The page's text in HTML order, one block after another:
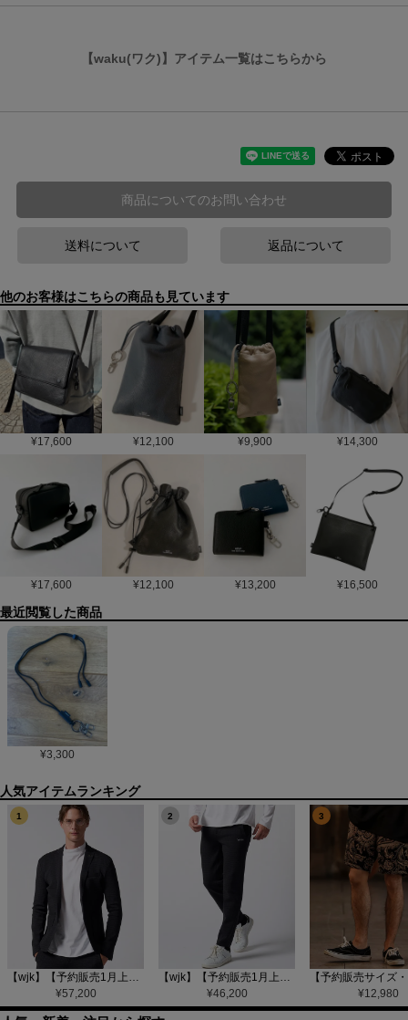
【waku(ワク)】アイテム一覧はこちらから
商品についてのお問い合わせ
送料について 返品について
他のお客様はこちらの商品も見ています
¥17,600 ¥12,100 ¥9,900 ¥14,300
¥17,600 ¥12,100 ¥13,200 ¥16,500
最近閲覧した商品
¥3,300
1
【wjk】【予約販売1月上旬～中旬入荷】function knit jacket(jacquard check) ニットジャケット(207 mw08j)
¥57,200
2
【wjk】【予約販売1月上旬～中旬入荷】function knit easy slacks(jacquard check) ニットイージーパンツ(504 mw08j)
¥46,200
3
¥12,980